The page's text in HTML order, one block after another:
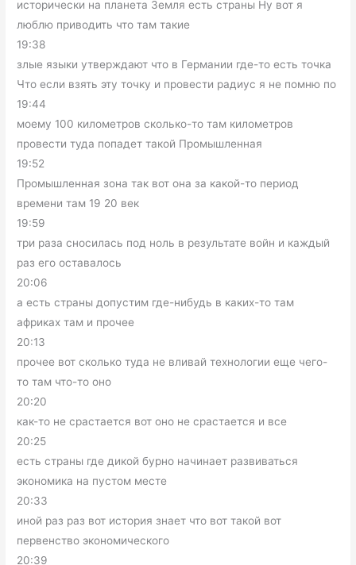
исторически на планета Земля есть страны Ну вот я
люблю приводить что там такие
19:38
злые языки утверждают что в Германии где-то есть точка
Что если взять эту точку и провести радиус я не помню по
19:44
моему 100 километров сколько-то там километров
провести туда попадет такой Промышленная
19:52
Промышленная зона так вот она за какой-то период
времени там 19 20 век
19:59
три раза сносилась под ноль в результате войн и каждый
раз его оставалось
20:06
а есть страны допустим где-нибудь в каких-то там
африках там и прочее
20:13
прочее вот сколько туда не вливай технологии еще чего-
то там что-то оно
20:20
как-то не срастается вот оно не срастается и все
20:25
есть страны где дикой бурно начинает развиваться
экономика на пустом месте
20:33
иной раз раз вот история знает что вот такой вот
первенство экономического
20:39